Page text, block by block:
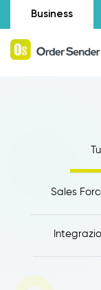
Business
Sales